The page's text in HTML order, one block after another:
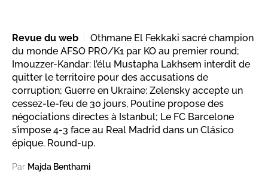
Revue du web
Othmane El Fekkaki sacré champion
du monde AFSO PRO/K1 par KO au premier round;
Imouzzer-Kandar: l’élu Mustapha Lakhsem interdit de
quitter le territoire pour des accusations de
corruption; Guerre en Ukraine: Zelensky accepte un
cessez-le-feu de 30 jours, Poutine propose des
négociations directes à Istanbul; Le FC Barcelone
s’impose 4-3 face au Real Madrid dans un Clásico
épique. Round-up.
Par Majda Benthami